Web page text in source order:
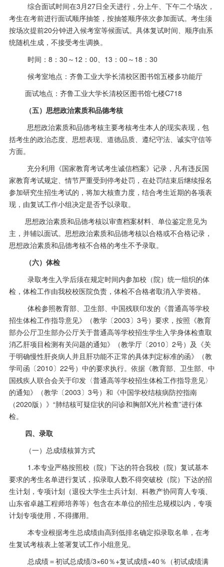
综合面试时间在3月27日全天进行，分上午、下午二个场次，
考生在考前进行面试顺序抽签，按抽签顺序依次参加面试。考生须
按场次提前20分钟进入候考室等候面试。具体复试时间、顺序由系
统随机生成，不接受考生调换。
时间： 8：30～12：00、13：00～18：30
候考室地点：齐鲁工业大学长清校区图书馆五楼多功能厅
面试地点：齐鲁工业大学长清校区图书馆七楼C718
（五）思想政治素质和品德考核
思想政治素质和品德考核主要考核考生本人的现实表现，包
括考生的政治态度、思想表现、道德品质、遵纪守法、诚实守信等
方面。
充分利用《国家教育考试考生诚信档案》记录，凡有违反国
家教育考试规定、情节严重受到停考处罚，在处罚结束后继续报名
参加研究生招生考试的，将加大核查力度，结合考生近期的各项表
现，由复试工作小组决定是否予以录取。
思想政治素质和品德考核以审查档案材料、单位鉴定意见为
主，并辅以面试。思想政治素质和品德考核以合格或不合格记录，
思想政治素质和品德考核不合格的考生不予录取。
（六）体检
录取考生入学后须在规定时间内参加校（院）统一组织的体
检，体检工作由我校校医院负责，体检不合格者取消入学资格。
体检参照教育部、卫生部、中国残联印发的《普通高等学校
招生体检工作指导意见》（教学〔2003〕 3号）要求，按照《教育
部办公厅卫生部办公厅关于普通高等学校招生学生入学身体检查取
消乙肝项目检测有关问题的通知》（教学厅〔2010〕 2号）及《关
于明确慢性肝炎病人并且肝功能不正常的具体判定标准的函》（教
学司函〔2010〕 22号）中的要求执行。依据《教育部、卫生部、中
国残疾人联合会关于印发〈普通高等学校招生体检工作指导意见〉
的通知》（教学〔2003〕 3号）和《中国学校结核病防控指南
（2020版）》“肺结核可疑症状的问诊和胸部X光片检查”进行体
检。
四、录取
（一）总成绩核算方式
1 .本专业严格按照校（院）下达的符合我校（院）复试基本
要求的考生名单进行复试，拟录取人数不得突破校（院）下达的招
生计划，专项计划（退役大学生士兵计划、科教产协同育人专项、
山东省卓越工程师培养等）包含在本单位的招生总规模以内，专项
计划专项使用，不得挪用。
本专业根据考生总成绩由高到低排名确定拟录取名单，在考
生复试考核表上签署复试工作小组意见。
总成绩＝初试总成绩/3×60％+复试成绩×40％（初试成绩满